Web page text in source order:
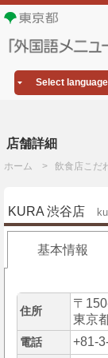
Select language
店舗詳細
ホーム 飲食店こだ
KURA 渋谷店
基本情報
住所
〒
東京
電話 +81-